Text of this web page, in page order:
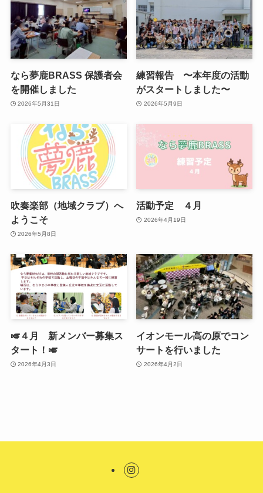
なら夢鹿BRASS 保護者会
を開催しました
2026年5月31日
練習報告 〜本年度の活動
がスタートしました〜
2026年5月9日
吹奏楽部（地域クラブ）へ
ようこそ
2026年5月8日
活動予定 ４月
2026年4月19日
🎺４月 新メンバー募集ス
タート！🎺
2026年4月3日
イオンモール高の原でコン
サートを行いました
2026年4月2日